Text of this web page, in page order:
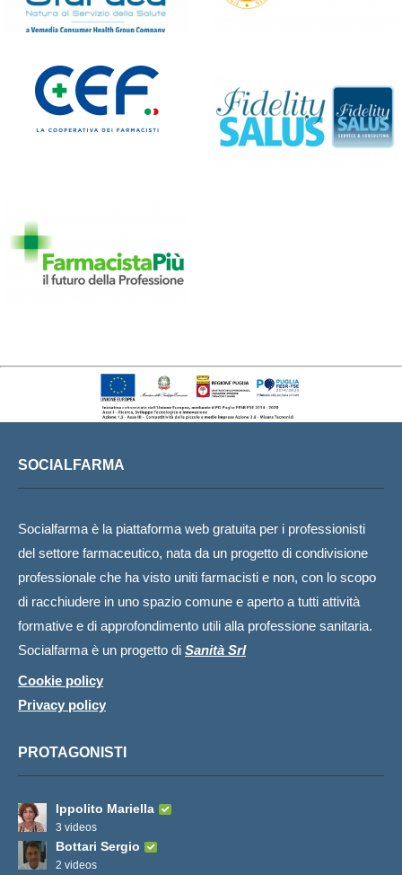
SOCIALFARMA
Socialfarma è la piattaforma web gratuita per i professionisti
del settore farmaceutico, nata da un progetto di condivisione
professionale che ha visto uniti farmacisti e non, con lo scopo
di racchiudere in uno spazio comune e aperto a tutti attività
formative e di approfondimento utili alla professione sanitaria.
Socialfarma è un progetto di Sanità Srl
Cookie policy
Privacy policy
PROTAGONISTI
Ippolito Mariella
3 videos
Bottari Sergio
2 videos